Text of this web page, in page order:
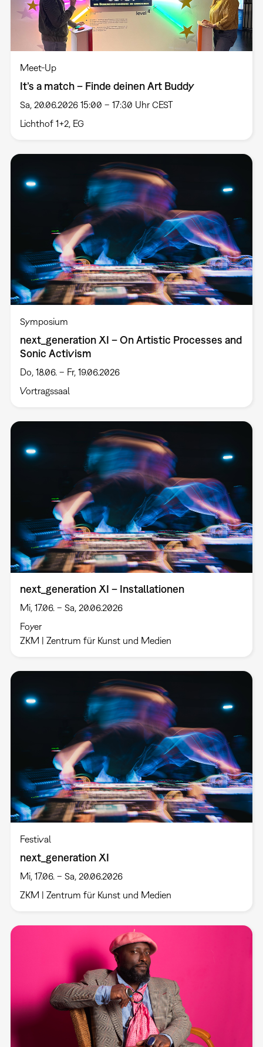
Meet-Up
It’s a match – Finde deinen Art Buddy
Sa, 20.06.2026 15:00 – 17:30 Uhr CEST
Lichthof 1+2, EG
Symposium
next_generation XI – On Artistic Processes and
Sonic Activism
Do, 18.06. – Fr, 19.06.2026
Vortragssaal
next_generation XI – Installationen
Mi, 17.06. – Sa, 20.06.2026
Foyer
ZKM | Zentrum für Kunst und Medien
Festival
next_generation XI
Mi, 17.06. – Sa, 20.06.2026
ZKM | Zentrum für Kunst und Medien